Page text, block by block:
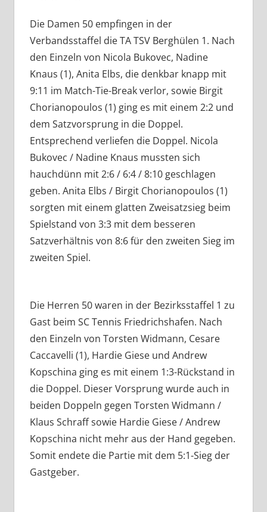
Die Damen 50 empfingen in der
Verbandsstaffel die TA TSV Berghülen 1. Nach
den Einzeln von Nicola Bukovec, Nadine
Knaus (1), Anita Elbs, die denkbar knapp mit
9:11 im Match-Tie-Break verlor, sowie Birgit
Chorianopoulos (1) ging es mit einem 2:2 und
dem Satzvorsprung in die Doppel.
Entsprechend verliefen die Doppel. Nicola
Bukovec / Nadine Knaus mussten sich
hauchdünn mit 2:6 / 6:4 / 8:10 geschlagen
geben. Anita Elbs / Birgit Chorianopoulos (1)
sorgten mit einem glatten Zweisatzsieg beim
Spielstand von 3:3 mit dem besseren
Satzverhältnis von 8:6 für den zweiten Sieg im
zweiten Spiel.
Die Herren 50 waren in der Bezirksstaffel 1 zu
Gast beim SC Tennis Friedrichshafen. Nach
den Einzeln von Torsten Widmann, Cesare
Caccavelli (1), Hardie Giese und Andrew
Kopschina ging es mit einem 1:3-Rückstand in
die Doppel. Dieser Vorsprung wurde auch in
beiden Doppeln gegen Torsten Widmann /
Klaus Schraff sowie Hardie Giese / Andrew
Kopschina nicht mehr aus der Hand gegeben.
Somit endete die Partie mit dem 5:1-Sieg der
Gastgeber.